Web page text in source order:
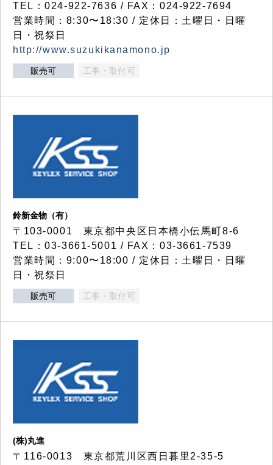
TEL：024-922-7636 / FAX：024-922-7694
営業時間：8:30〜18:30 / 定休日：土曜日・日曜
日・祝祭日
http://www.suzukikanamono.jp
販売可 工事・取付可
鈴新金物（有）
〒103-0001 東京都中央区日本橋小伝馬町8-6
TEL：03-3661-5001 / FAX：03-3661-7539
営業時間：9:00〜18:00 / 定休日：土曜日・日曜
日・祝祭日
販売可 工事・取付可
(株)丸進
〒116-0013 東京都荒川区西日暮里2-35-5